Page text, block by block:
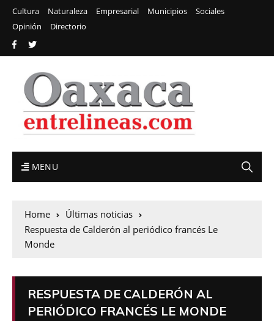
Cultura Naturaleza Empresarial Municipios
Sociales
Opinión
Directorio
MENU
Home
Últimas noticias
Respuesta de Calderón al periódico francés Le
Monde
RESPUESTA DE CALDERÓN AL
PERIÓDICO FRANCÉS LE MONDE